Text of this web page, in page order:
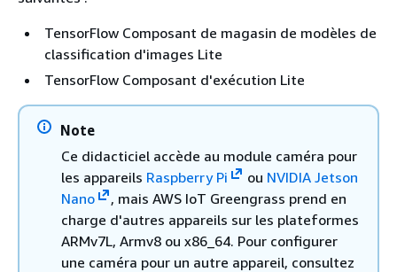
TensorFlow Composant de magasin de modèles de
classification d'images Lite
TensorFlow Composant d'exécution Lite
Note
Ce didacticiel accède au module caméra pour
les appareils Raspberry Pi ou NVIDIA Jetson
Nano
, mais AWS IoT Greengrass prend en
charge d'autres appareils sur les plateformes
ARMv7L, Armv8 ou x86_64. Pour configurer
une caméra pour un autre appareil, consultez